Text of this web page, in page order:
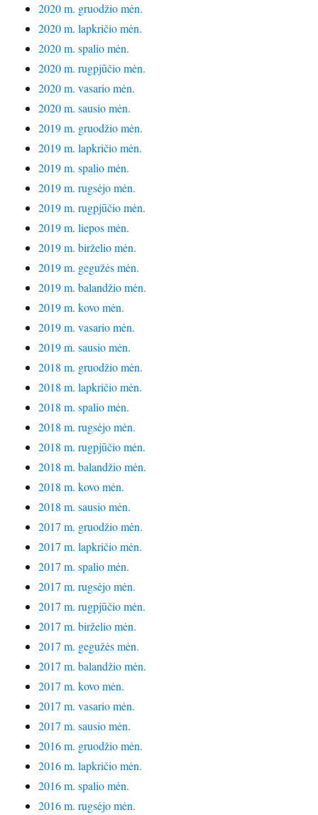
2020 m. gruodžio mėn.
2020 m. lapkričio mėn.
2020 m. spalio mėn.
2020 m. rugpjūčio mėn.
2020 m. vasario mėn.
2020 m. sausio mėn.
2019 m. gruodžio mėn.
2019 m. lapkričio mėn.
2019 m. spalio mėn.
2019 m. rugsėjo mėn.
2019 m. rugpjūčio mėn.
2019 m. liepos mėn.
2019 m. birželio mėn.
2019 m. gegužės mėn.
2019 m. balandžio mėn.
2019 m. kovo mėn.
2019 m. vasario mėn.
2019 m. sausio mėn.
2018 m. gruodžio mėn.
2018 m. lapkričio mėn.
2018 m. spalio mėn.
2018 m. rugsėjo mėn.
2018 m. rugpjūčio mėn.
2018 m. balandžio mėn.
2018 m. kovo mėn.
2018 m. sausio mėn.
2017 m. gruodžio mėn.
2017 m. lapkričio mėn.
2017 m. spalio mėn.
2017 m. rugsėjo mėn.
2017 m. rugpjūčio mėn.
2017 m. birželio mėn.
2017 m. gegužės mėn.
2017 m. balandžio mėn.
2017 m. kovo mėn.
2017 m. vasario mėn.
2017 m. sausio mėn.
2016 m. gruodžio mėn.
2016 m. lapkričio mėn.
2016 m. spalio mėn.
2016 m. rugsėjo mėn.